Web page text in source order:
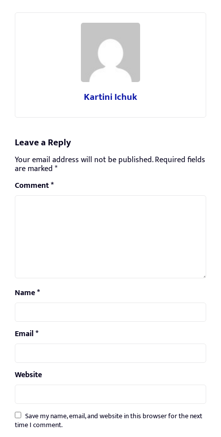
Kartini Ichuk
Leave a Reply
Your email address will not be published.Required fields
are marked*
Comment*
Name*
Email*
Website
Save my name, email, and website in this browser for the next
time I comment.